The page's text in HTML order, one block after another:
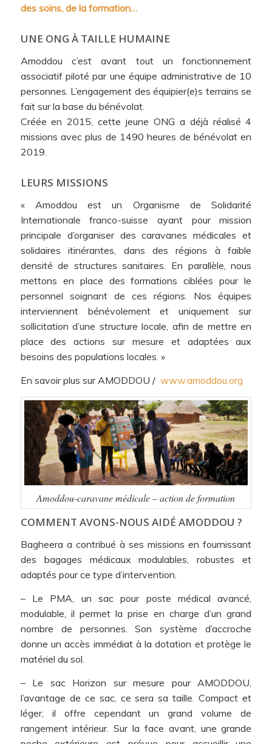
des soins, de la formation…
UNE ONG À TAILLE HUMAINE
Amoddou c’est avant tout un fonctionnement
associatif piloté par une équipe administrative de 10
personnes. L’engagement des équipier(e)s terrains se
fait sur la base du bénévolat.
Créée en 2015, cette jeune ONG a déjà réalisé 4
missions avec plus de 1490 heures de bénévolat en
2019.
LEURS MISSIONS
« Amoddou est un Organisme de Solidarité
Internationale franco-suisse ayant pour mission
principale d’organiser des caravanes médicales et
solidaires itinérantes, dans des régions à faible
densité de structures sanitaires. En parallèle, nous
mettons en place des formations ciblées pour le
personnel soignant de ces régions. Nos équipes
interviennent bénévolement et uniquement sur
sollicitation d’une structure locale, afin de mettre en
place des actions sur mesure et adaptées aux
besoins des populations locales. »
En savoir plus sur AMODDOU / www.amoddou.org
Amoddou-caravane médicale – action de formation
COMMENT AVONS-NOUS AIDÉ AMODDOU ?
Bagheera a contribué à ses missions en fournissant
des bagages médicaux modulables, robustes et
adaptés pour ce type d’intervention.
– Le PMA, un sac pour poste médical avancé,
modulable, il permet la prise en charge d’un grand
nombre de personnes. Son système d’accroche
donne un accès immédiat à la dotation et protège le
matériel du sol.
– Le sac Horizon sur mesure pour AMODDOU,
l’avantage de ce sac, ce sera sa taille. Compact et
léger, il offre cependant un grand volume de
rangement intérieur. Sur la face avant, une grande